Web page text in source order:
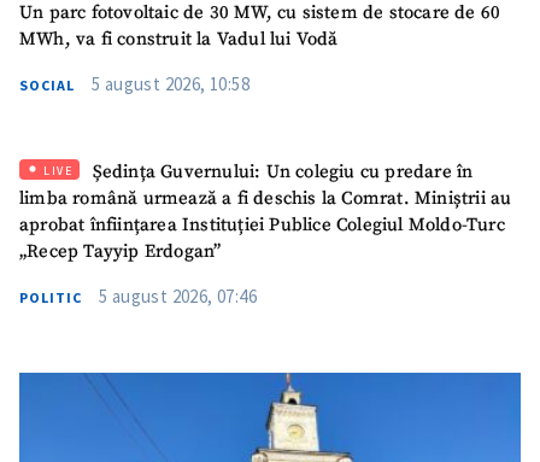
Un parc fotovoltaic de 30 MW, cu sistem de stocare de 60
MWh, va fi construit la Vadul lui Vodă
SOCIAL 5 august 2026, 10:58
LIVE
Ședința Guvernului: Un colegiu cu predare în
limba română urmează a fi deschis la Comrat. Miniștrii au
aprobat înființarea Instituției Publice Colegiul Moldo-Turc
„Recep Tayyip Erdogan”
POLITIC 5 august 2026, 07:46
Nume+ Numele meu
Telefon
+ Telefon personal
acord cupolitica de
TRIMITE ȘTIREA